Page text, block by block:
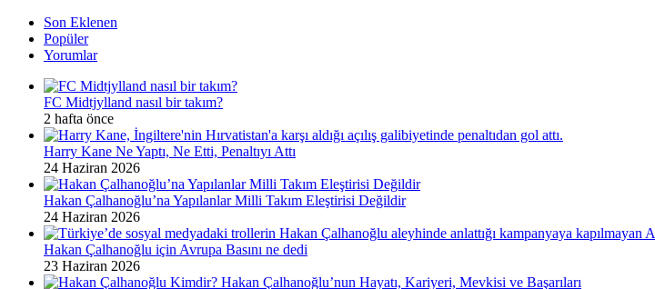
Son Eklenen
Popüler
Yorumlar
FC Midtjylland nasıl bir takım?
2 hafta önce
Harry Kane Ne Yaptı, Ne Etti, Penaltıyı Attı
24 Haziran 2026
Hakan Çalhanoğlu’na Yapılanlar Milli Takım Eleştirisi Değildir
24 Haziran 2026
Hakan Çalhanoğlu için Avrupa Basını ne dedi
23 Haziran 2026